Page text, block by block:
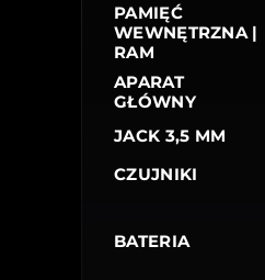
PAMIĘĆ
WEWNĘTRZNA |
RAM
APARAT
GŁÓWNY
JACK 3,5 MM
CZUJNIKI
BATERIA